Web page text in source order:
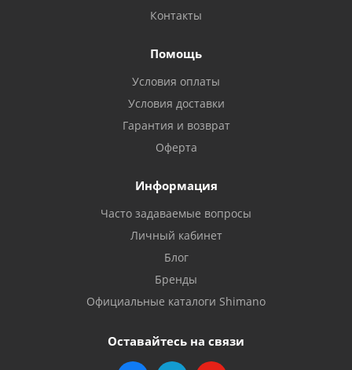
Контакты
Помощь
Условия оплаты
Условия доставки
Гарантия и возврат
Оферта
Информация
Часто задаваемые вопросы
Личный кабинет
Блог
Бренды
Официальные каталоги Shimano
Оставайтесь на связи